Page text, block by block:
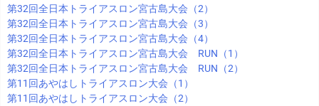
第32回全日本トライアスロン宮古島大会（2）
第32回全日本トライアスロン宮古島大会（3）
第32回全日本トライアスロン宮古島大会（4）
第32回全日本トライアスロン宮古島大会 RUN（1）
第32回全日本トライアスロン宮古島大会 RUN（2）
第11回あやはしトライアスロン大会（1）
第11回あやはしトライアスロン大会（2）